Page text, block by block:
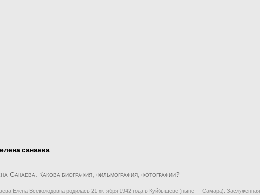
санаева
Санаева. Какова биография, фильмография, фотографии?
Елена Всеволодовна родилась 21 октября 1942 года в Куйбышеве (ныне — Самара). Заслуженная